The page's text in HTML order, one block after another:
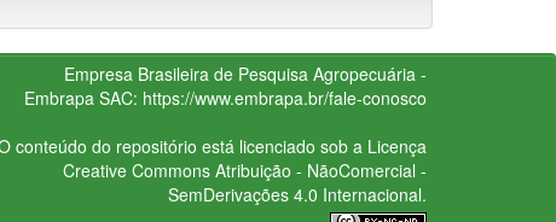
Empresa Brasileira de Pesquisa Agropecuária -
Embrapa SAC: https://www.embrapa.br/fale-conosco
conteúdo do repositório está licenciado sob a Licença
Creative CommonsAtribuição - NãoComercial -
SemDerivações 4.0 Internacional.